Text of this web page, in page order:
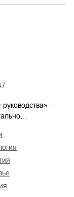
-